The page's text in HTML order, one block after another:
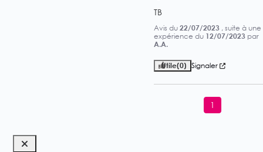
TB
Avis du 22/07/2023 , suite à une
expérience du 12/07/2023 par
A.A.
Utile(0) Signaler
1